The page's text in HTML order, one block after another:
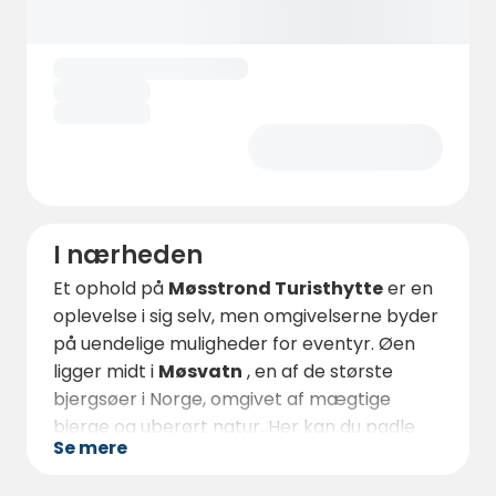
I nærheden
Et ophold på Møsstrond Turisthytteer en
oplevelse i sig selv, men omgivelserne byder
på uendelige muligheder for eventyr. Øen
ligger midt i Møsvatn , en af ​​de største
bjergsøer i Norge, omgivet af mægtige
bjerge og uberørt natur. Her kan du padle
mellem små øer, svømme i krystalklart vand
Se mere